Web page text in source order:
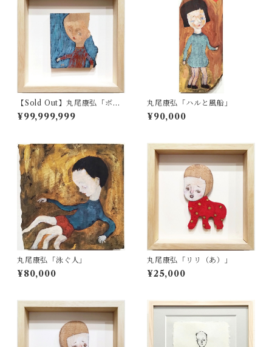
【Sold Out】丸尾康弘「ボ
ク」
¥99,999,999
丸尾康弘「ハルと風船」
¥90,000
丸尾康弘「泳ぐ人」
¥80,000
丸尾康弘「リリ（あ）」
¥25,000